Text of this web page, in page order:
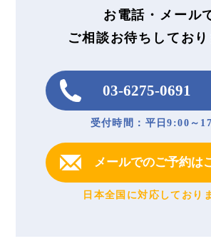
お電話・メール
ご相談お待ちしており
03-6275-0691
受付時間：平日9:00～
メールでのご予約は
日本全国に対応しており